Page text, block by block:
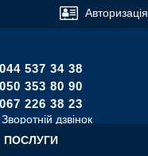
Авторизація
044 537 34 38
050 353 80 90
067 226 38 23
Зворотній дзвінок
ПОСЛУГИ